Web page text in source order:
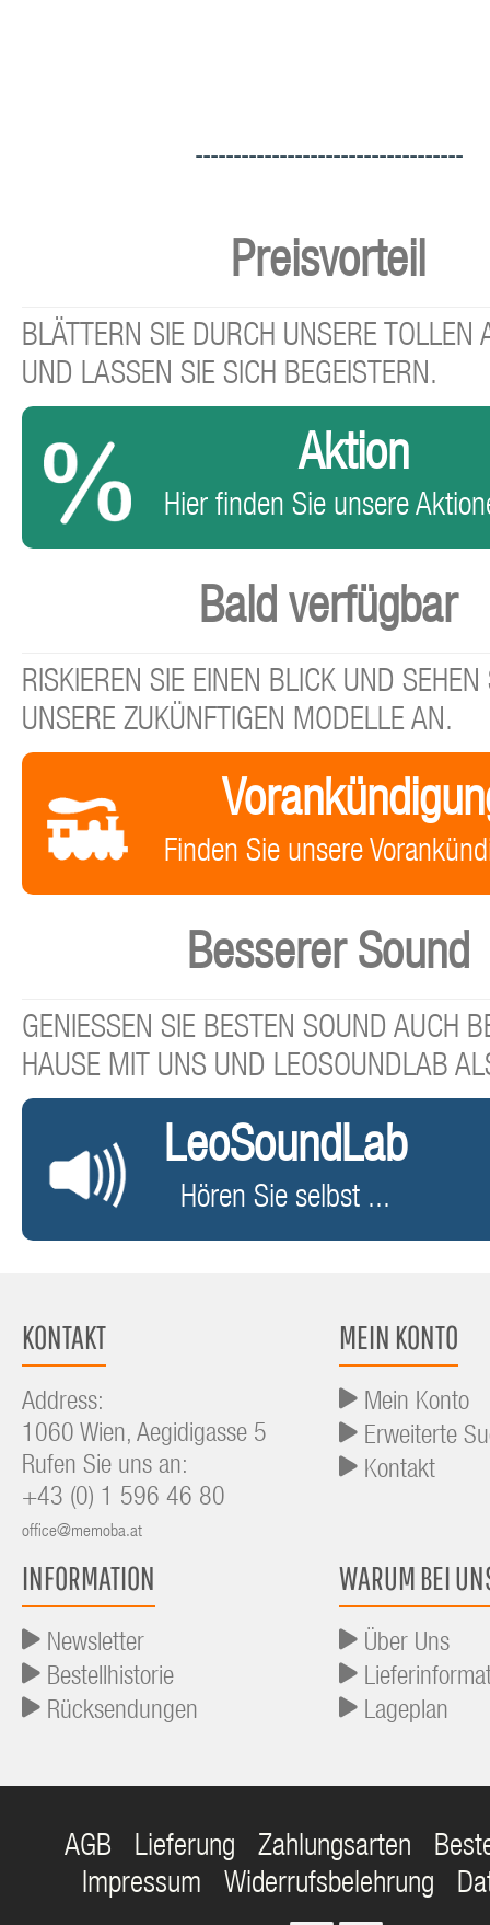
-----------------------------------
Preisvorteil
BLÄTTERN SIE DURCH UNSERE TOLLEN
UND LASSEN SIE SICH BEGEISTERN.
Aktion
Hier finden Sie unsere
Bald verfügbar
RISKIEREN SIE EINEN BLICK UND SEHEN
UNSERE ZUKÜNFTIGEN MODELLE AN.
Finden Sie unsere
Besserer Sound
GENIESSEN SIE BESTEN SOUND AUCH
HAUSE MIT UNS UND LEOSOUNDLAB
LeoSoundLab
Hören Sie selbst ...
KONTAKT
Address:
1060 Wien, Aegidigasse 5
Rufen Sie uns an:
+43 (0) 1 596 46 80
office@memoba.at
MEIN KONTO
Mein Konto
Erweiterte
Kontakt
INFORMATION
Newsletter
Bestellhistorie
Rücksendungen
WARUM BEI
Über Uns
Lageplan
AGB Lieferung Zahlungsarten
Impressum
Widerrufsbelehrung